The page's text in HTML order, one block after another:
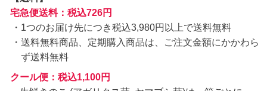
宅急便送料：税込726円
1つのお届け先につき税込3,980円以上で送料無料
送料無料商品、定期購入商品は、ご注文金額にかかわら
ず送料無料
クール便：税込1,100円